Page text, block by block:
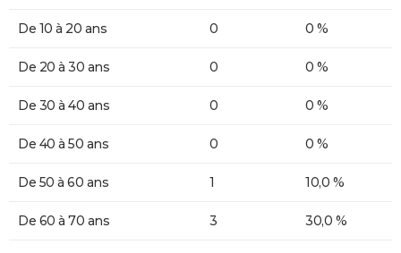
De 10 à 20 ans 0 0 %
De 20 à 30 ans 0 0 %
De 30 à 40 ans 0 0 %
De 40 à 50 ans 0 0 %
De 50 à 60 ans 1 10,0 %
De 60 à 70 ans 3 30,0 %